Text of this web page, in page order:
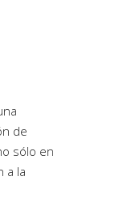
de
sólo en
a la